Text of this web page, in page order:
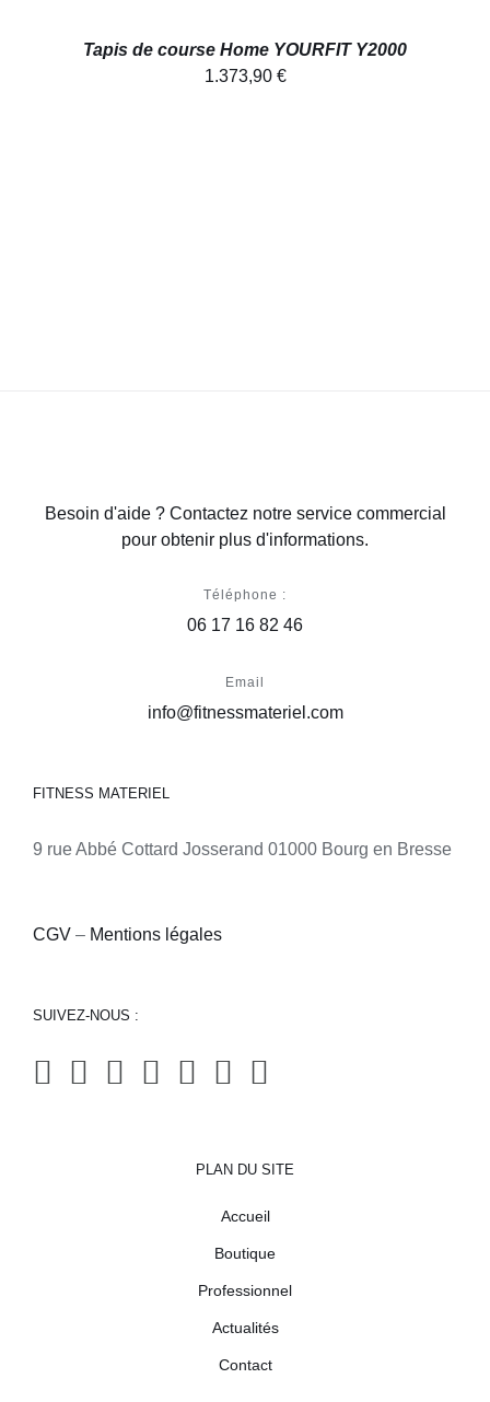
Tapis de course Home YOURFIT Y2000
1.373,90 €
Besoin d'aide ? Contactez notre service commercial
pour obtenir plus d'informations.
Téléphone :
06 17 16 82 46
Email
info@fitnessmateriel.com
FITNESS MATERIEL
9 rue Abbé Cottard Josserand 01000 Bourg en Bresse
CGV – Mentions légales
SUIVEZ-NOUS :
PLAN DU SITE
Accueil
Boutique
Professionnel
Actualités
Contact